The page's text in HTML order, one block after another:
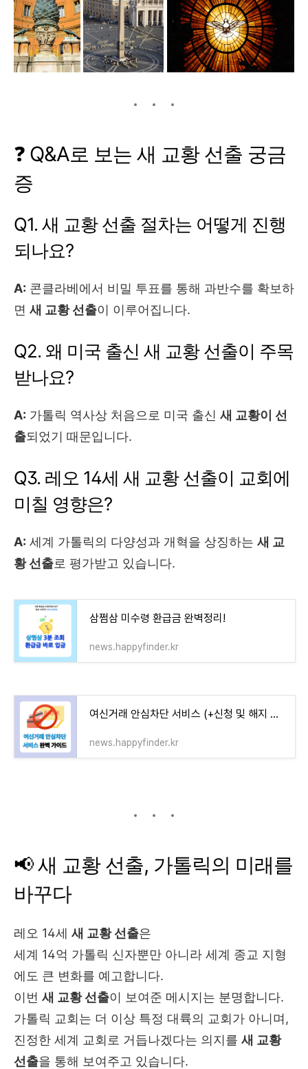
❓ Q&A로 보는 새 교황 선출 궁금
증
Q1. 새 교황 선출 절차는 어떻게 진행
되나요?
A: 콘클라베에서 비밀 투표를 통해 과반수를 확보하
면 새 교황 선출이 이루어집니다.
Q2. 왜 미국 출신 새 교황 선출이 주목
받나요?
A: 가톨릭 역사상 처음으로 미국 출신 새 교황이 선
출되었기 때문입니다.
Q3. 레오 14세 새 교황 선출이 교회에
미칠 영향은?
A: 세계 가톨릭의 다양성과 개혁을 상징하는 새 교
황 선출로 평가받고 있습니다.
삼쩜삼 미수령 환급금 완벽정리!
news.happyfinder.kr
여신거래 안심차단 서비스 (+신청 및 해지 방법)
news.happyfinder.kr
📢 새 교황 선출, 가톨릭의 미래를
바꾸다
레오 14세 새 교황 선출은
세계 14억 가톨릭 신자뿐만 아니라 세계 종교 지형
에도 큰 변화를 예고합니다.
이번 새 교황 선출이 보여준 메시지는 분명합니다.
가톨릭 교회는 더 이상 특정 대륙의 교회가 아니며,
진정한 세계 교회로 거듭나겠다는 의지를 새 교황
선출을 통해 보여주고 있습니다.